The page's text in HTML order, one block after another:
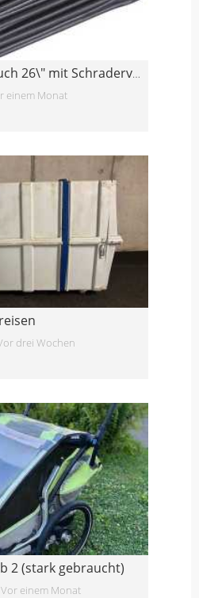
2x Fahrradschlauch 26\" mit Schraderventil (OVP)
einem Monat
drei Wochen
2 (stark gebraucht)
Vor einem Monat